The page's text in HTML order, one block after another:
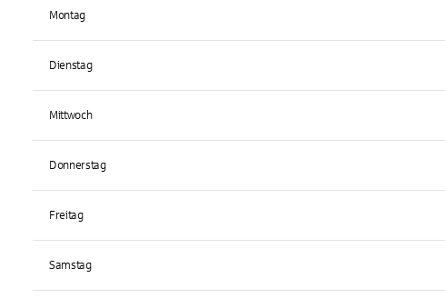
Montag
Dienstag
Mittwoch
Donnerstag
Freitag
Samstag